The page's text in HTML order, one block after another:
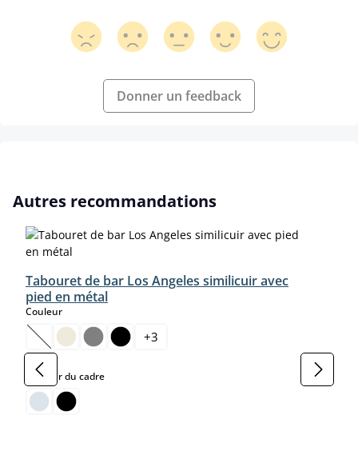
Donner un feedback
Ignorer la galerie de produits
Autres recommandations
Tabouret de bar Los Angeles similicuir avec
pied en métal
Couleurselect
(Cette option n'est pas disponible pour le moment.)
+3
Couleur du cadreselect